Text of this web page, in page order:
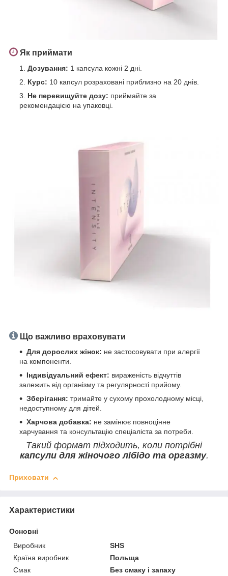
Як приймати
Дозування: 1 капсула кожні 2 дні.
Курс: 10 капсул розраховані приблизно на 20 днів.
Не перевищуйте дозу: приймайте за
рекомендацією на упаковці.
Що важливо враховувати
Для дорослих жінок: не застосовувати при алергії
на компоненти.
Індивідуальний ефект: вираженість відчуттів
залежить від організму та регулярності прийому.
Зберігання: тримайте у сухому прохолодному місці,
недоступному для дітей.
Харчова добавка: не замінює повноцінне
харчування та консультацію спеціаліста за потреби.
Такий формат підходить, коли потрібні
капсули для жіночого лібідо та оргазму.
Приховати
Характеристики
Основні
Виробник
SHS
Країна виробник
Польща
Смак
Без смаку і запаху